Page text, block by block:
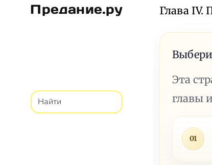
Предание.ру Глава IV.
Эта
главы
01